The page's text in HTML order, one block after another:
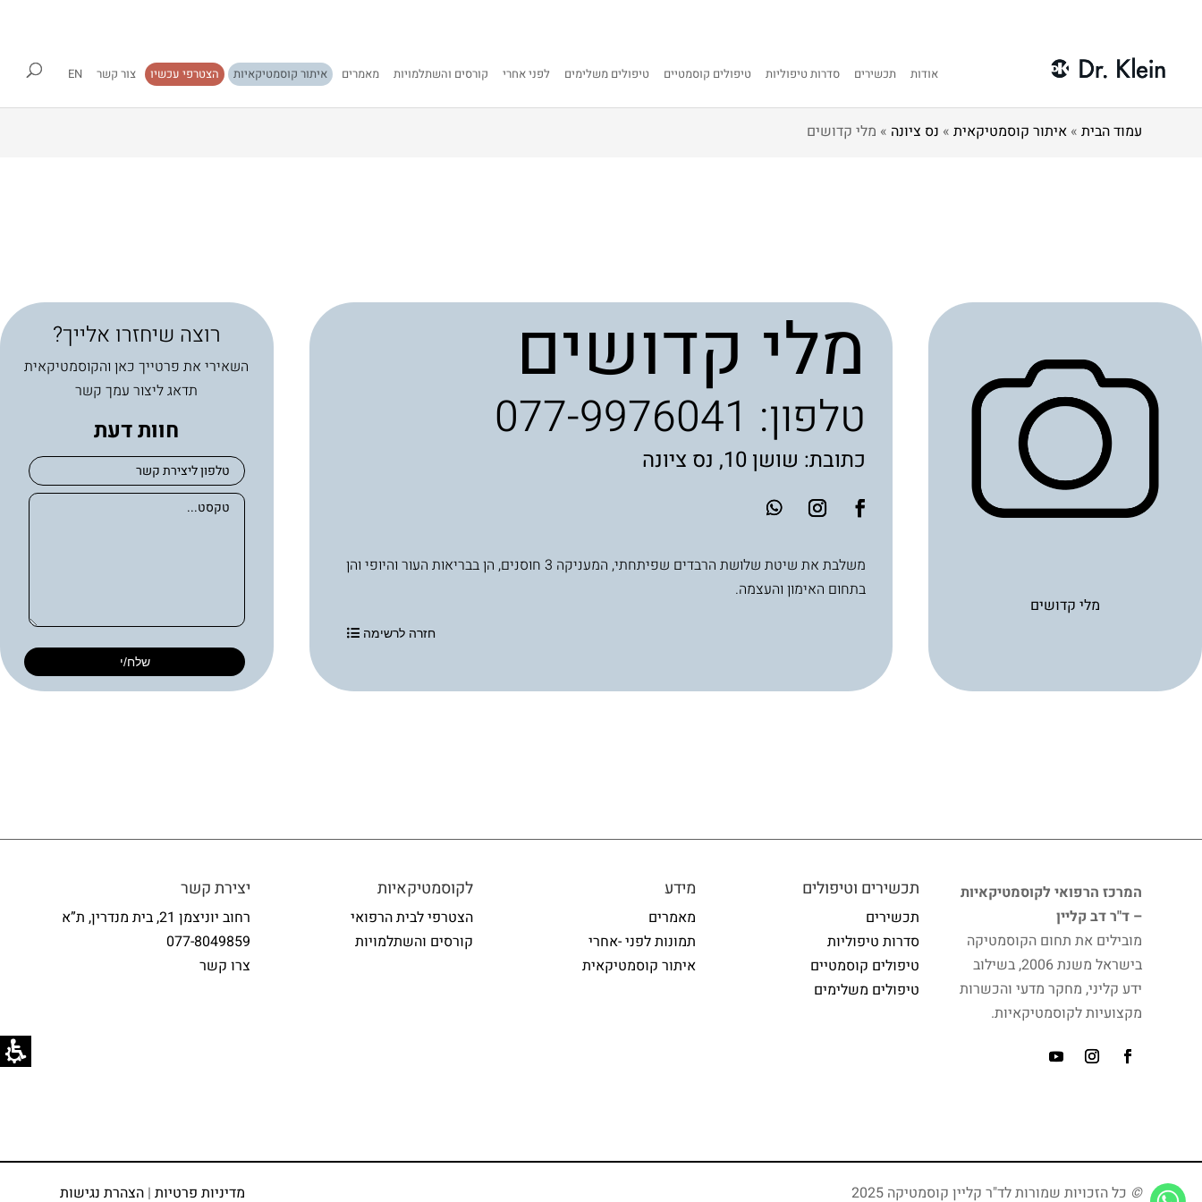
אודות תכשירים סדרות טיפוליות טיפולים קוסמטיים טיפולים משלימים לפני אחרי קורסים והשתלמויות מאמרים איתור קוסמטיקאיות הצטרפי עכשיו צור קשר EN
עמוד הבית »איתור קוסמטיקאית » נס ציונה » מלי קדושים
רוצה שיחזרו אלייך?
השאירי את פרטייך כאן והקוסמטיקאית
תדאג ליצור עמך קשר
חוות דעת
שלח/י
מלי קדושים
טלפון: 077-9976041
כתובת: שושן 10, נס ציונה
משלבת את שיטת שלושת הרבדים שפיתחתי, המעניקה 3 חוסנים, הן בבריאות העור והיופי והן
בתחום האימון והעצמה.
חזרה לרשימה
מלי קדושים
יצירת קשר
רחוב יוניצמן 21, בית מנדרין, ת”א
077-8049859
צרו קשר
לקוסמטיקאיות
הצטרפי לבית הרפואי
קורסים והשתלמויות
מידע
מאמרים
תמונות לפני -אחרי
איתור קוסמטיקאית
תכשירים וטיפולים
תכשירים
סדרות טיפוליות
טיפולים קוסמטיים
טיפולים משלימים
המרכז הרפואי לקוסמטיקאיות
– ד"ר דב קליין
מובילים את תחום הקוסמטיקה
בישראל משנת 2006, בשילוב
ידע קליני, מחקר מדעי והכשרות
מקצועיות לקוסמטיקאיות.
מדיניות פרטיות| הצהרת נגישות © כל הזכויות שמורות לד"ר קליין קוסמטיקה 2025